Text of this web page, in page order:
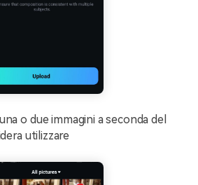
o due immagini a seconda del
utilizzare